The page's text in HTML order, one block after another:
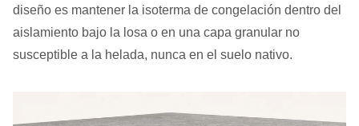
diseño es mantener la isoterma de congelación dentro del
aislamiento bajo la losa o en una capa granular no
susceptible a la helada, nunca en el suelo nativo.